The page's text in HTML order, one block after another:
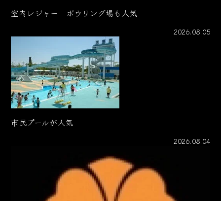
室内レジャー ボウリング場も人気
2026.08.05
市民プールが人気
2026.08.04